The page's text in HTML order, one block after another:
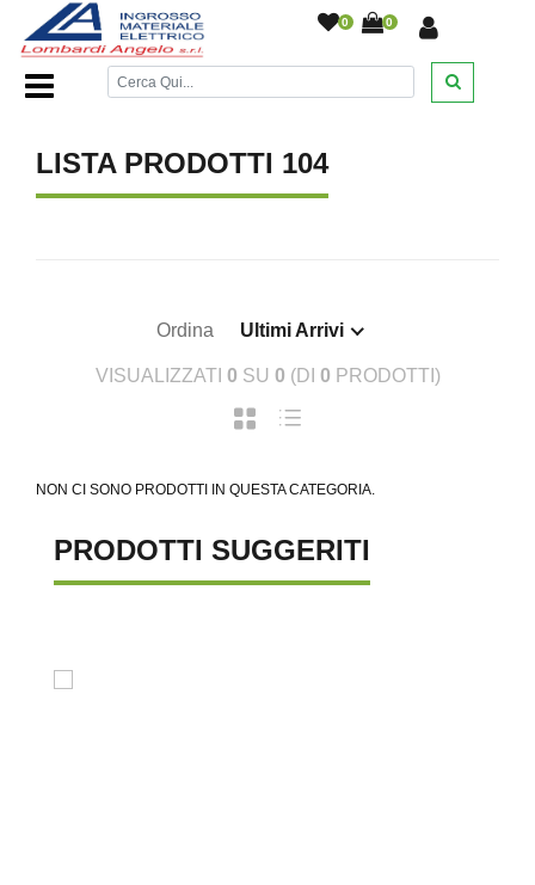
0 0
Home Page/
LISTA PRODOTTI 104
Ordina Ultimi Arrivi
VISUALIZZATI 0 SU 0 (DI 0 PRODOTTI)
NON CI SONO PRODOTTI IN QUESTA CATEGORIA.
PRODOTTI SUGGERITI